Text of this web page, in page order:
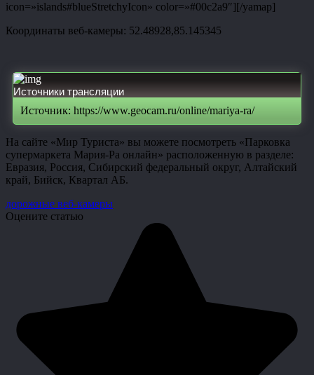
icon=»islands#blueStretchyIcon» color=»#00c2a9″][/yamap]
Координаты веб-камеры: 52.48928,85.145345
Источники трансляции
Источник: https://www.geocam.ru/online/mariya-ra/
На сайте «Мир Туриста» вы можете посмотреть «Парковка
супермаркета Мария-Ра онлайн» расположенную в разделе:
Евразия, Россия, Сибирский федеральный округ, Алтайский
край, Бийск, Квартал АБ.
дорожные веб-камеры
Оцените статью